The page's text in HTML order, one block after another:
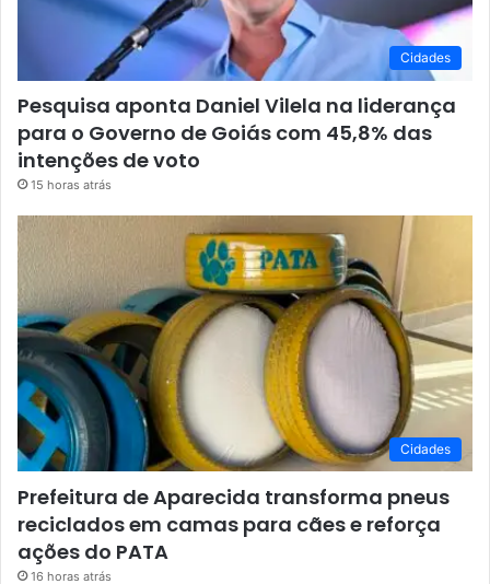
Cidades
Pesquisa aponta Daniel Vilela na liderança
para o Governo de Goiás com 45,8% das
intenções de voto
15 horas atrás
Cidades
Prefeitura de Aparecida transforma pneus
reciclados em camas para cães e reforça
ações do PATA
16 horas atrás